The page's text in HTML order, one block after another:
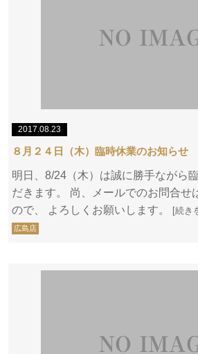
2017.08.23
８月２４日（木）臨時休業のお知らせ
明日、8/24（木）は誠に勝手ながら
だきます。 尚、メールでのお問合せ
ので、 よろしくお願いします。
[続き
広島店